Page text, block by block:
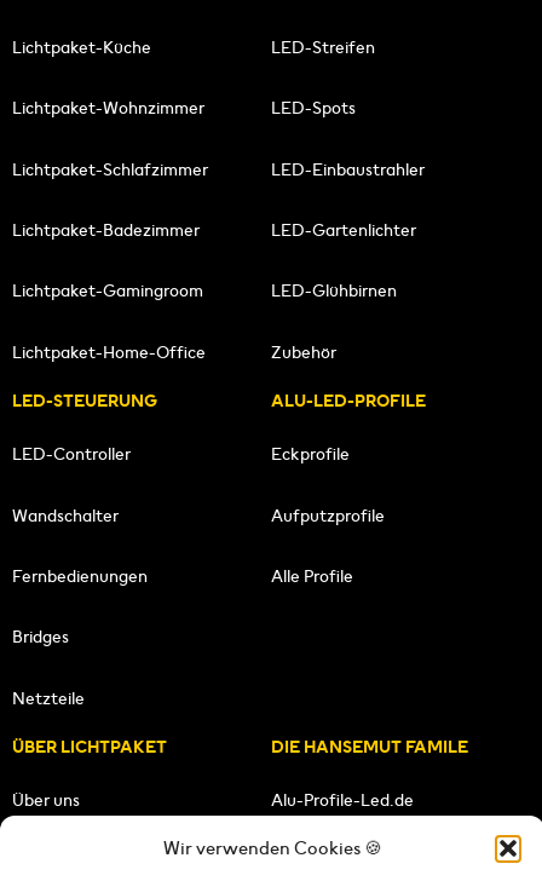
Wir verwenden Cookies 🍪
Lichtpaket-Küche
Lichtpaket-Wohnzimmer
Lichtpaket-Schlafzimmer
Lichtpaket-Badezimmer
Lichtpaket-Gamingroom
Lichtpaket-Home-Office
LED-Streifen
LED-Spots
LED-Einbaustrahler
LED-Gartenlichter
LED-Glühbirnen
Zubehör
LED-STEUERUNG
LED-Controller
Wandschalter
Fernbedienungen
Bridges
Netzteile
ALU-LED-PROFILE
Eckprofile
Aufputzprofile
Alle Profile
ÜBER LICHTPAKET
Über uns
DIE HANSEMUT FAMILE
Alu-Profile-Led.de
HANSEMUT.de